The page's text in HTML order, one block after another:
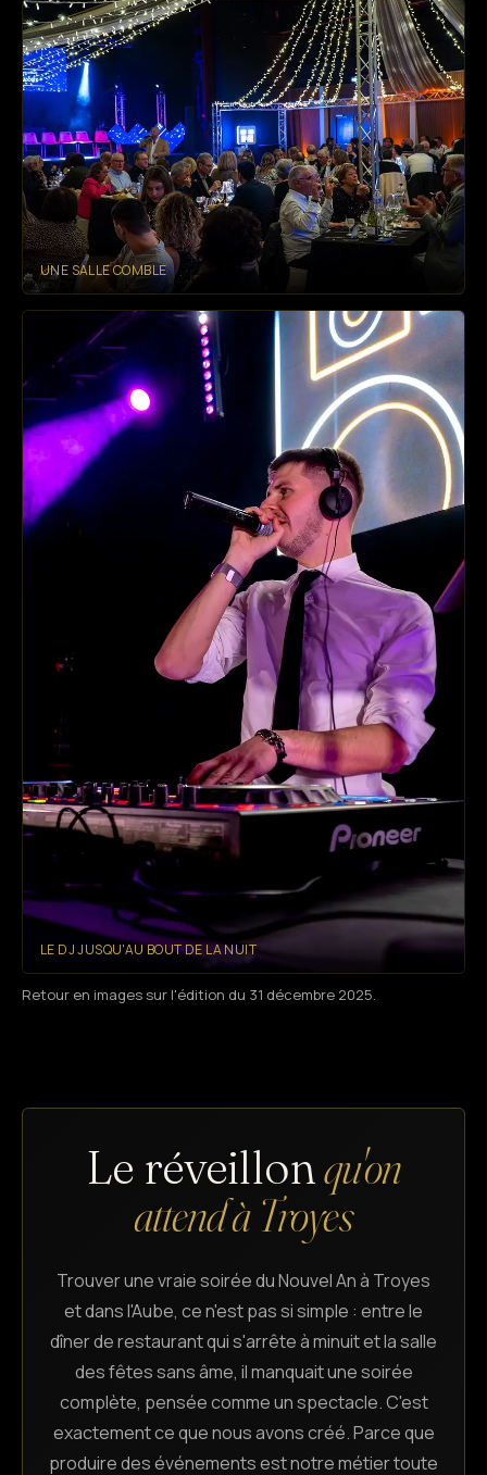
UNE SALLE COMBLE
LE DJ JUSQU'AU BOUT DE LA NUIT
Retour en images sur l'édition du 31 décembre 2025.
Le réveillonqu'on
attend à Troyes
Trouver une vraie soirée du Nouvel An à Troyes
et dans l'Aube, ce n'est pas si simple : entre le
dîner de restaurant qui s'arrête à minuit et la salle
des fêtes sans âme, il manquait une soirée
complète, pensée comme un spectacle. C'est
exactement ce que nous avons créé. Parce que
produire des événements est notre métier toute